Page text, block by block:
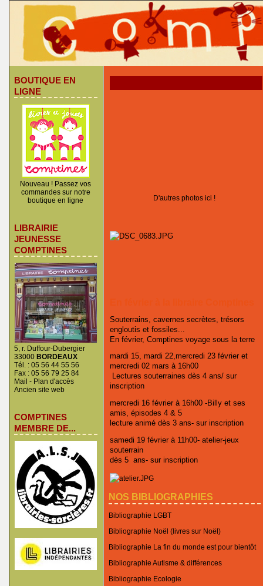
BOUTIQUE EN
LIGNE
Nouveau ! Passez vos
commandes sur notre
boutique en ligne
LIBRAIRIE
JEUNESSE
COMPTINES
5, r. Duffour-Dubergier
33000 BORDEAUX
Tél. : 05 56 44 55 56
Fax : 05 56 79 25 84
Mail - Plan d'accès
Ancien site web
COMPTINES
MEMBRE DE...
D'autres photos ici !
Souterrains, cavernes secrètes, trésors
engloutis et fossiles...
En février, Comptines voyage sous la terre
mardi 15, mardi 22,mercredi 23 février et
mercredi 02 mars à 16h00
Lectures souterraines dès 4 ans/ sur
inscription
mercredi 16 février à 16h00 -Billy et ses
amis, épisodes 4 & 5
lecture animé dès 3 ans- sur inscription
samedi 19 février à 11h00- atelier-jeux
souterrain
dès 5 ans- sur inscription
NOS BIBLIOGRAPHIES
Bibliographie LGBT
Bibliographie Noël (livres sur Noël)
Bibliographie La fin du monde est pour bientôt
Bibliographie Autisme & différences
Bibliographie Ecologie